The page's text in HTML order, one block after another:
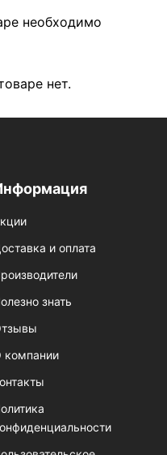
необходимо
нет.
и оплата
знать
компании